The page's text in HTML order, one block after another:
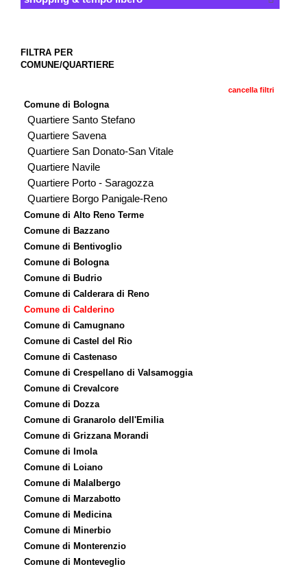
FILTRA PER
COMUNE/QUARTIERE
cancella filtri
Comune di Bologna
Quartiere Santo Stefano
Quartiere Savena
Quartiere San Donato-San Vitale
Quartiere Navile
Quartiere Porto - Saragozza
Quartiere Borgo Panigale-Reno
Comune di Alto Reno Terme
Comune di Bazzano
Comune di Bentivoglio
Comune di Bologna
Comune di Budrio
Comune di Calderara di Reno
Comune di Calderino
Comune di Camugnano
Comune di Castel del Rio
Comune di Castenaso
Comune di Crespellano di Valsamoggia
Comune di Crevalcore
Comune di Dozza
Comune di Granarolo dell'Emilia
Comune di Grizzana Morandi
Comune di Imola
Comune di Loiano
Comune di Malalbergo
Comune di Marzabotto
Comune di Medicina
Comune di Minerbio
Comune di Monterenzio
Comune di Monteveglio